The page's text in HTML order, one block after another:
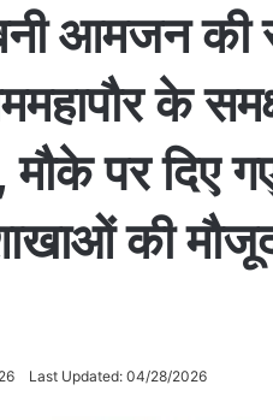
आमजन की
के
पर दिए
की
Last Updated: 04/28/2026